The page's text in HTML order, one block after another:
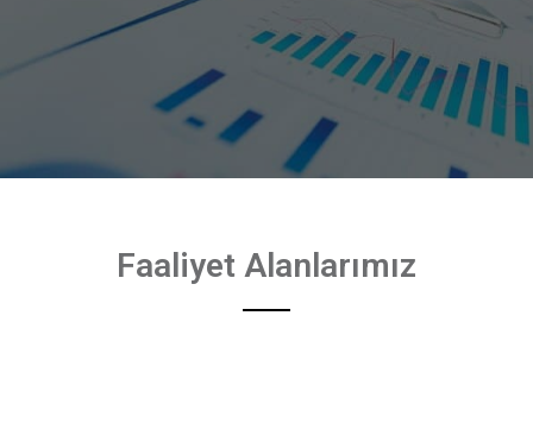
Faaliyet Alanlarımız